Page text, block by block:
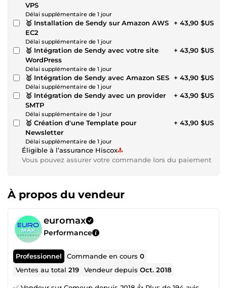
VPS
Délai supplémentaire de 1 jour
🥇 Installation de Sendy sur Amazon AWS
EC2
Délai supplémentaire de 1 jour
+ 43,90 $US
🥇 Intégration de Sendy avec votre site
WordPress
Délai supplémentaire de 1 jour
+ 43,90 $US
🥇 Intégration de Sendy avec Amazon SES
Délai supplémentaire de 1 jour
+ 43,90 $US
🥇 Intégration de Sendy avec un provider
SMTP
Délai supplémentaire de 1 jour
+ 43,90 $US
🥇 Création d'une Template pour
Newsletter
Délai supplémentaire de 1 jour
+ 43,90 $US
Éligible à l’assurance Hiscox
Vous pouvez assurer votre commande lors du paiement
À propos du vendeur
euromax
Performance
Professionnel Commande en cours0
Ventes au total219 Vendeur depuisOct. 2018